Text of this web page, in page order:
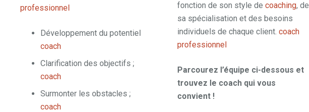
professionnel
Développement du potentiel
coach
Clarification des objectifs ;
coach
Surmonter les obstacles ;
coach
fonction de son style de coaching, de
sa spécialisation et des besoins
individuels de chaque client. coach
professionnelcharleroi
Parcourez l’équipe ci-dessous et
trouvez le coach qui vous
convient !